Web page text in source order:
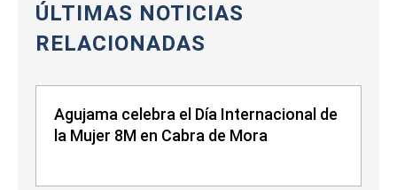
ÚLTIMAS NOTICIAS
RELACIONADAS
Agujama celebra el Día Internacional de
la Mujer 8M en Cabra de Mora